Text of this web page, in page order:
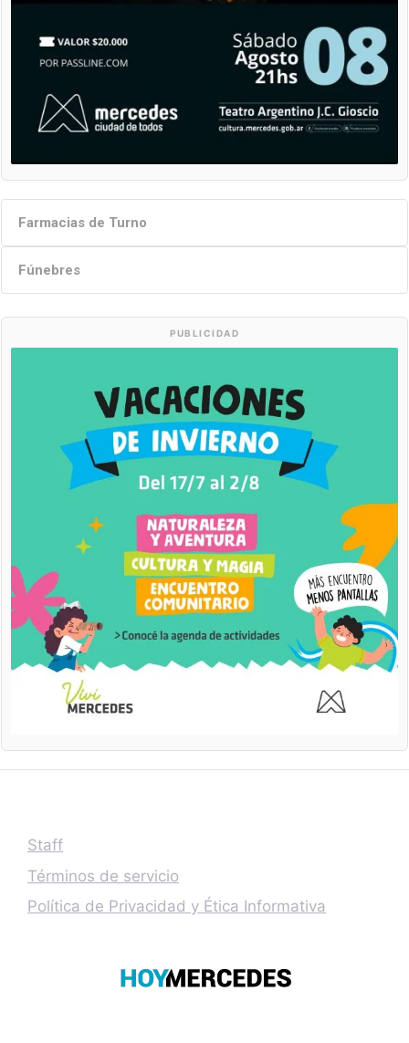
Farmacias de Turno
Fúnebres
PUBLICIDAD
Staff
Términos de servicio
Política de Privacidad y Ética Informativa